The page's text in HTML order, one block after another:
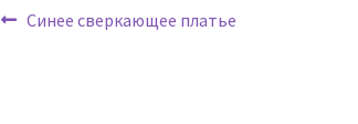
Навигация
Предыдущая
Синее сверкающее платье